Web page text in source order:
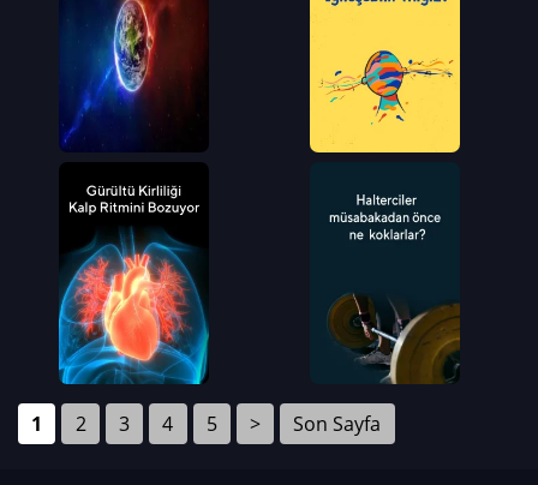
1 2 3 4 5 > Son Sayfa